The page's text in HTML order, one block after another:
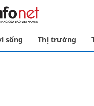
sống Thị trường